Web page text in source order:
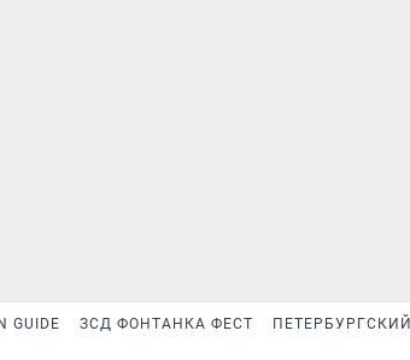
GUIDE ЗСД ФОНТАНКА ФЕСТ